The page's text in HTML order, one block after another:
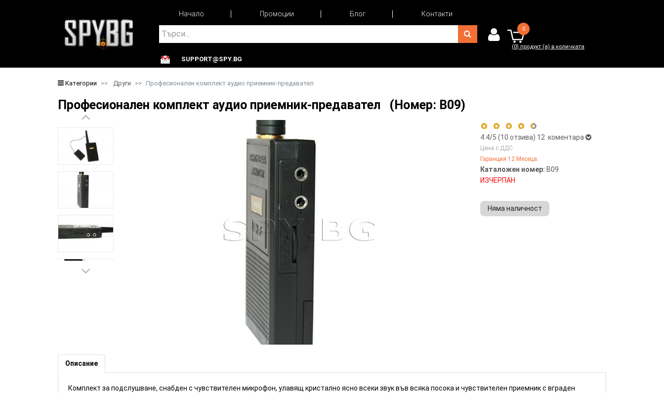
Начало Промоции Блог
Контакти
Search
0
(0) продукт (а) в количката
SUPPORT@SPY.BG
Категории Други Професионален комплект аудио приемник-предавател
Професионален комплект аудио приемник-предавател (Номер: B09)
4.4/5 (10 отзива)
5 stars
4 stars
2 stars
1 star
12 коментара
Цена с ДДС
Гаранция 12 Месеца.
Каталожен номер: B09
ИЗЧЕРПАН
Няма наличност
Професионален комплект аудио приемник-предавател
Описание
Комплект за подслушване, снабден с чувствителен микрофон, улавящ кристално ясно всеки звук във всяка посока и чувствителен приемник с вграден